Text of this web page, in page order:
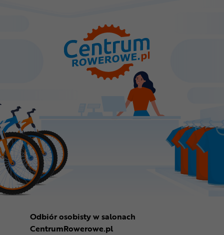
Odbiór osobisty w salonach
CentrumRowerowe.pl